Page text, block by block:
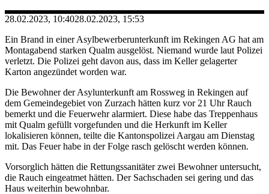
28.02.2023, 10:4028.02.2023, 15:53
Ein Brand in einer Asylbewerberunterkunft im Rekingen AG hat am
Montagabend starken Qualm ausgelöst. Niemand wurde laut Polizei
verletzt. Die Polizei geht davon aus, dass im Keller gelagerter
Karton angezündet worden war.
Die Bewohner der Asylunterkunft am Rossweg in Rekingen auf
dem Gemeindegebiet von Zurzach hätten kurz vor 21 Uhr Rauch
bemerkt und die Feuerwehr alarmiert. Diese habe das Treppenhaus
mit Qualm gefüllt vorgefunden und die Herkunft im Keller
lokalisieren können, teilte die Kantonspolizei Aargau am Dienstag
mit. Das Feuer habe in der Folge rasch gelöscht werden können.
Vorsorglich hätten die Rettungssanitäter zwei Bewohner untersucht,
die Rauch eingeatmet hätten. Der Sachschaden sei gering und das
Haus weiterhin bewohnbar.